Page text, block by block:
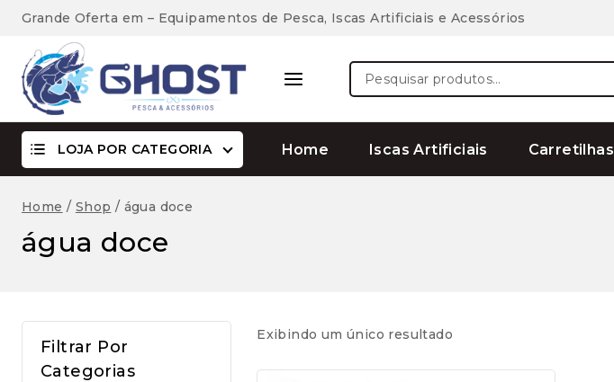
Grande Oferta em – Equipamentos de Pesca, Iscas Artificiais e Acessórios
Pesquisar
por:
LOJA POR CATEGORIA Home Iscas Artificiais Carretilhas
Home / Shop / água doce
água doce
Exibindo um único resultado
Filtrar Por
Categorias